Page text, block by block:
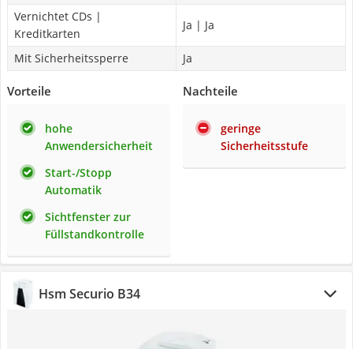
Vernichtet CDs |
Kreditkarten
Ja | Ja
Mit Sicherheitssperre Ja
Vorteile
hohe
Anwendersicherheit
Start-/Stopp
Automatik
Sichtfenster zur
Füllstandkontrolle
Nachteile
geringe
Sicherheitsstufe
Hsm Securio B34